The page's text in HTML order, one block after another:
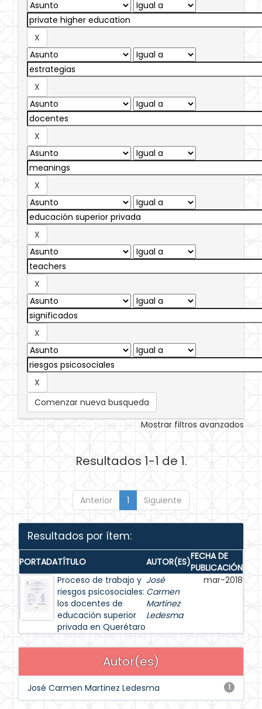
Comenzar nueva busqueda
Mostrar filtros avanzados
Resultados 1-1 de 1.
Anterior 1 Siguiente
Resultados por ítem:
PORTADATÍTULO AUTOR(ES)FECHA DE
PUBLICACIÓN
Proceso de trabajo y
riesgos psicosociales:
los docentes de
educación superior
privada en Querétaro
José
Carmen
Martinez
Ledesma
mar-2018
Autor(es)
1
José Carmen Martinez Ledesma